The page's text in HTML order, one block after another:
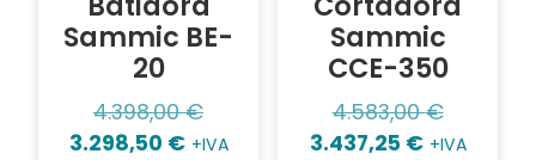
Sammic BE-
20
4.398,00€
3.298,50 € +IVA
Sammic
CCE-350
4.583,00€
3.437,25 € +IVA